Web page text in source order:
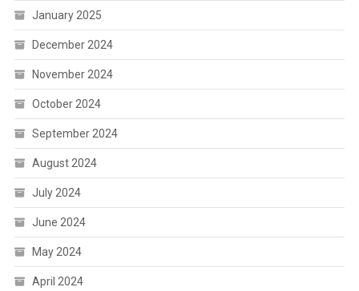
January 2025
December 2024
November 2024
October 2024
September 2024
August 2024
July 2024
June 2024
May 2024
April 2024